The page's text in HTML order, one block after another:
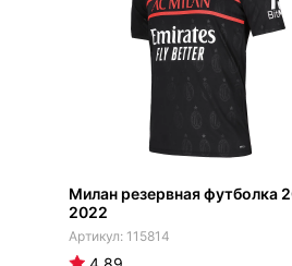
Милан резервная футболка
2022
115814